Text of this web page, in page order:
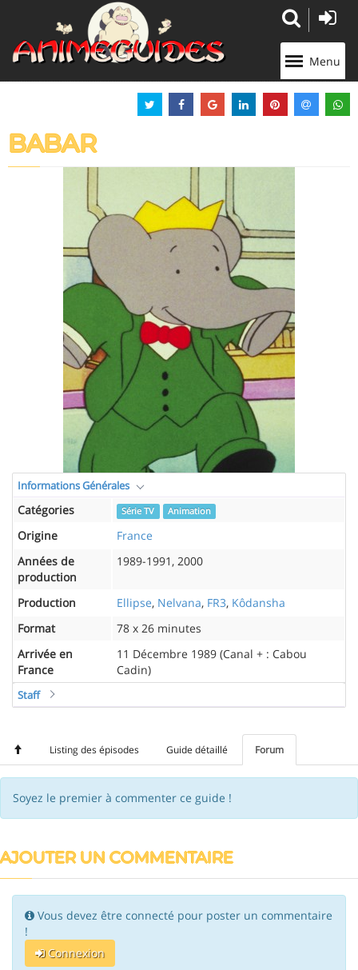
Menu
BABAR
Informations Générales
Catégories Série TV Animation
Origine
France
Années de
production
1989-1991, 2000
Production Ellipse, Nelvana, FR3, Kôdansha
Format
78 x 26 minutes
Arrivée en
France
11 Décembre 1989 (Canal + : Cabou
Cadin)
Staff
Listing des épisodes Guide détaillé Forum
Soyez le premier à commenter ce guide !
AJOUTER UN COMMENTAIRE
Vous devez être connecté pour poster un commentaire
!
Connexion
Panneau de gestion des cookies